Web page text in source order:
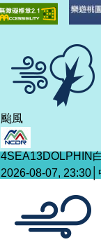
颱風
4SEA13DOLPHIN
2026-08-07,